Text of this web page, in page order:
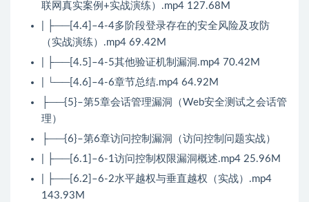
联网真实案例+实战演练）.mp4 127.68M
| ├──[4.4]–4-4多阶段登录存在的安全风险及攻防
（实战演练）.mp4 69.42M
| ├──[4.5]–4-5其他验证机制漏洞.mp4 70.42M
| └──[4.6]–4-6章节总结.mp4 64.92M
├──{5}–第5章会话管理漏洞（Web安全测试之会话管
理）
├──{6}–第6章访问控制漏洞（访问控制问题实战）
| ├──[6.1]–6-1访问控制权限漏洞概述.mp4 25.96M
| ├──[6.2]–6-2水平越权与垂直越权（实战）.mp4
143.93M